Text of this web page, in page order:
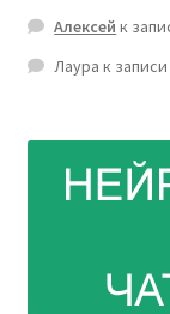
Алексей к
Лаура к